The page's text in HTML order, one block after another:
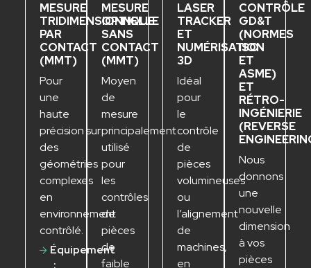
MESURE
TRIDIMENSIONNELLE
PAR
CONTACT
(MMT)
Pour
une
haute
précision sur
des
géométries
complexes
en
environnement
contrôlé.
Équipement
MESURE
OPTIQUE
SANS
CONTACT
(MMT)
Moyen
de
mesure
principalement
utilisé
pour
les
contrôles
de
pièces
de
faible
LASER
TRACKER
ET
NUMÉRISATION
3D
Idéal
pour
le
contrôle
de
pièces
volumineuses
ou
l’alignement
de
machines,
en
CONTRÔLE
GD&T
(NORMES
ISO
ET
ASME)
ET
RÉTRO-
INGÉNIERIE
(REVERSE
Nous
donnons
une
nouvelle
dimension
à vos
pièces